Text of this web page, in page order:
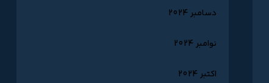
دسامبر 2024
نوامبر 2024
اکتبر 2024